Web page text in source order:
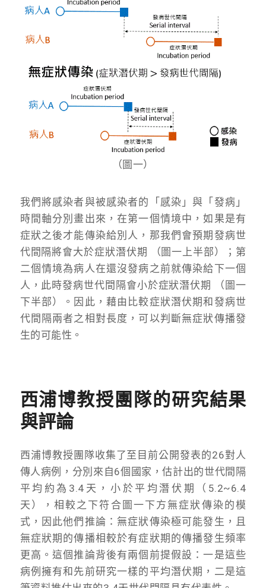
（圖一）
我們將感染者與被感染者的「感染」與「發病」
時間軸分別畫出來，在第一個情境中，如果是有
症狀之後才能傳染給別人，那我們會預期發病世
代間隔將會大於症狀潛伏期 （圖一上半部）；第
二個情境為病人在還沒發病之前就傳染給下一個
人，此時發病世代間隔會小於症狀潛伏期 （圖一
下半部）。因此，藉由比較症狀潛伏期和發病世
代間隔兩者之相對長度，可以判斷無症狀傳播發
生的可能性。
西浦博教授團隊的研究結果
與評論
西浦博教授團隊收集了至目前公開發表的26對人
傳人病例，分別來自6個國家，估計出的世代間隔
平均約為3.4天，小於平均潛伏期（5.2~6.4
天），相較之下符合圖一下方無症狀傳染的模
式，因此他們推論：無症狀傳染極可能發生，且
無症狀期的傳播相較於有症狀期的傳播發生頻率
更高。這個推論背後有兩個前提假設：一是這些
病例擁有和先前研究一樣的平均潛伏期，二是這